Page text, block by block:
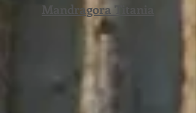
Mandragora Titania